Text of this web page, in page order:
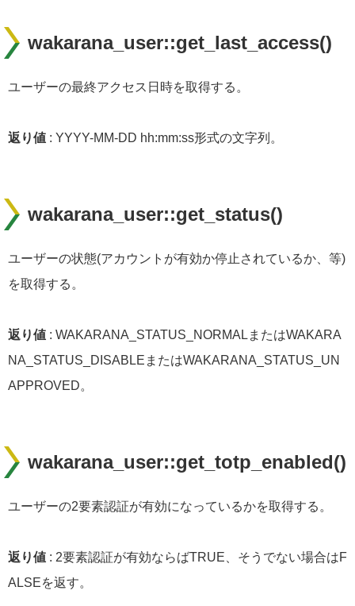
wakarana_user::get_last_access()
ユーザーの最終アクセス日時を取得する。
返り値 : YYYY-MM-DD hh:mm:ss形式の文字列。
wakarana_user::get_status()
ユーザーの状態(アカウントが有効か停止されているか、等)
を取得する。
返り値 : WAKARANA_STATUS_NORMALまたはWAKARA
NA_STATUS_DISABLEまたはWAKARANA_STATUS_UN
APPROVED。
wakarana_user::get_totp_enabled()
ユーザーの2要素認証が有効になっているかを取得する。
返り値 : 2要素認証が有効ならばTRUE、そうでない場合はF
ALSEを返す。